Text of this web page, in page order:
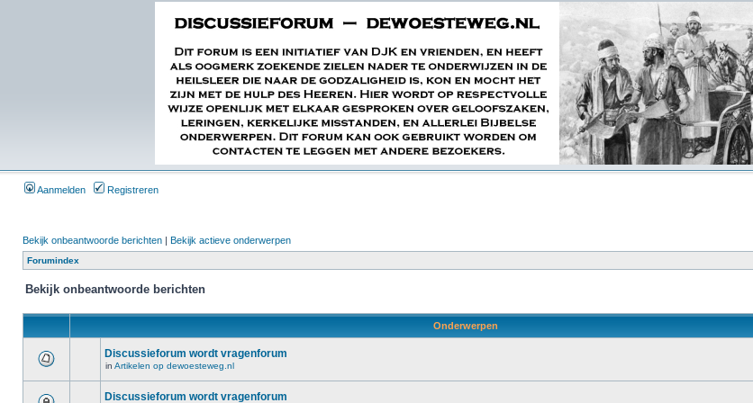
Aanmelden Registreren
Bekijk onbeantwoorde berichten | Bekijk actieve onderwerpen
Forumindex
Bekijk onbeantwoorde berichten
Onderwerpen
Discussieforum wordt vragenforum
in Artikelen op dewoesteweg.nl
Discussieforum wordt vragenforum